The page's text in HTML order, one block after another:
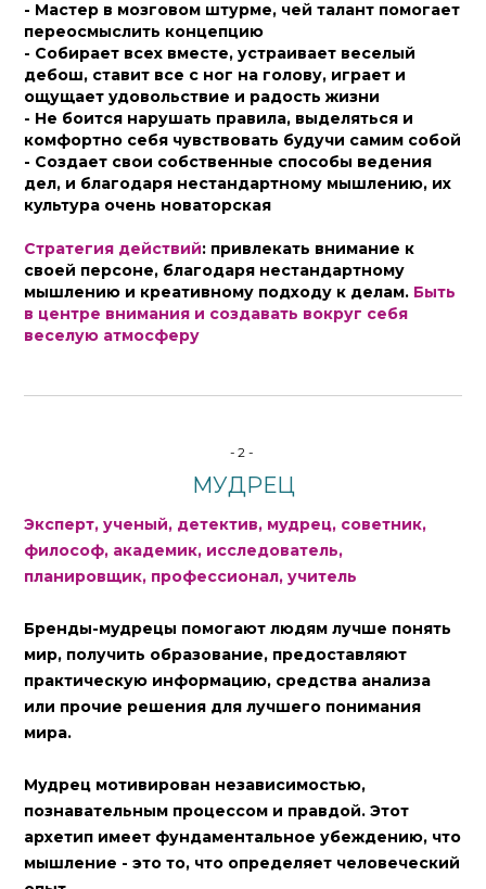
- Мастер в мозговом штурме, чей талант помогает
переосмыслить концепцию
- Собирает всех вместе, устраивает веселый
дебош, ставит все с ног на голову, играет и
ощущает удовольствие и радость жизни
- Не боится нарушать правила, выделяться и
комфортно себя чувствовать будучи самим собой
- Создает свои собственные способы ведения
дел, и благодаря нестандартному мышлению, их
культура очень новаторская
Стратегия действий: привлекать внимание к
своей персоне, благодаря нестандартному
мышлению и креативному подходу к делам. Быть
в центре внимания и создавать вокруг себя
веселую атмосферу
-2-
МУДРЕЦ
Эксперт, ученый, детектив, мудрец, советник,
философ, академик, исследователь,
планировщик, профессионал, учитель
Бренды-мудрецы помогают людям лучше понять
мир, получить образование, предоставляют
практическую информацию, средства анализа
или прочие решения для лучшего понимания
мира.
Мудрец мотивирован независимостью,
познавательным процессом и правдой. Этот
архетип имеет фундаментальное убеждению, что
мышление - это то, что определяет человеческий